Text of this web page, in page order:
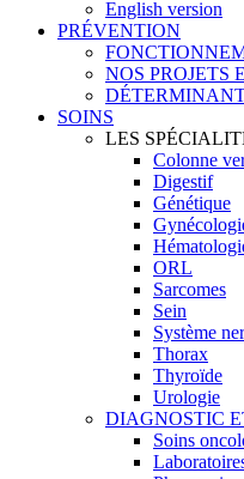
English version
PRÉVENTION
NOS PROJETS
SOINS
LES
Colonne
Digestif
Génétique
ORL
Sarcomes
Sein
Système
Thorax
Thyroïde
Urologie
DIAGNOSTIC
Soins